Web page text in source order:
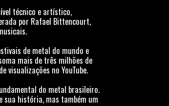
técnico e artístico,
por Rafael Bittencourt,
de metal do mundo e
mais de três milhões de
visualizações no YouTube.
do metal brasileiro.
sua história, mas também um